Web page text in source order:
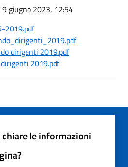
: 9 giugno 2023, 12:54
2019.pdf
dirigenti 2019.pdf
2019.pdf
le informazioni